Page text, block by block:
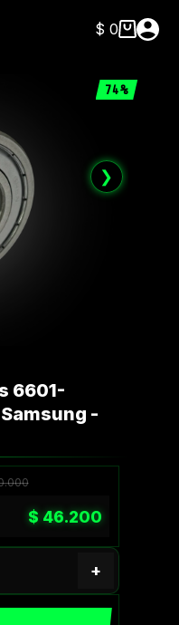
Carro
$ 0
74%
❯
6601-
-
$46.200
+